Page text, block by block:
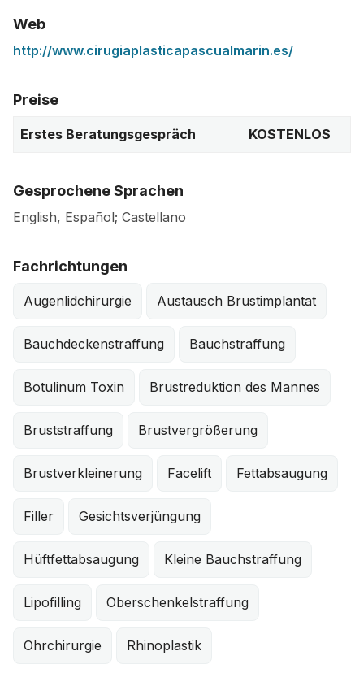
Web
http://www.cirugiaplasticapascualmarin.es/
Preise
Erstes Beratungsgespräch KOSTENLOS
Gesprochene Sprachen
English, Español; Castellano
Fachrichtungen
Augenlidchirurgie Austausch Brustimplantat
Bauchdeckenstraffung Bauchstraffung
Botulinum Toxin Brustreduktion des Mannes
Bruststraffung Brustvergrößerung
Brustverkleinerung Facelift Fettabsaugung
Filler Gesichtsverjüngung
Hüftfettabsaugung Kleine Bauchstraffung
Lipofilling Oberschenkelstraffung
Ohrchirurgie Rhinoplastik